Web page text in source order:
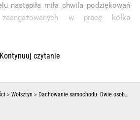
nastąpiła miła chwila podziękowań
w pracę kółka
z wykonywanej pracy.
Kontynuuj czytanie
> Wolsztyn > Dachowanie samochodu. Dwie osoby ranne